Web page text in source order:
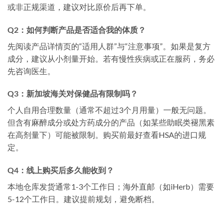
或非正规渠道，建议对比原价后再下单。
Q2：如何判断产品是否适合我的体质？
先阅读产品详情页的“适用人群”与“注意事项”。如果是复方
成分，建议从小剂量开始。若有慢性疾病或正在服药，务必
先咨询医生。
Q3：新加坡海关对保健品有限制吗？
个人自用合理数量（通常不超过3个月用量）一般无问题。
但含有麻醉成分或处方药成分的产品（如某些助眠类褪黑素
在高剂量下）可能被限制。购买前最好查看HSA的进口规
定。
Q4：线上购买后多久能收到？
本地仓库发货通常1-3个工作日；海外直邮（如iHerb）需要
5-12个工作日。建议提前规划，避免断档。